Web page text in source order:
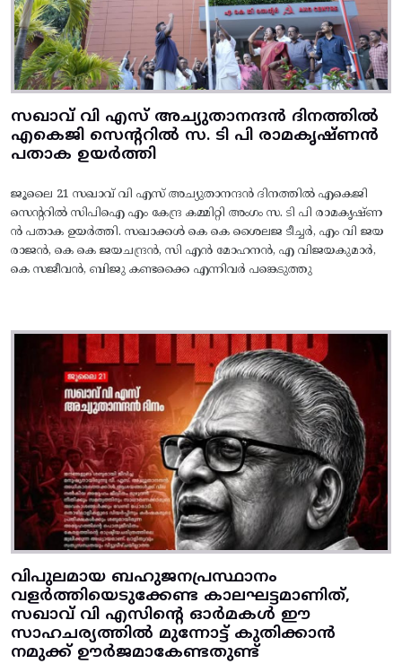
സഖാവ് വി എസ് അച്യുതാനന്ദൻ ദിനത്തിൽ
എകെജി സെന്ററിൽ സ. ടി പി രാമകൃഷ്‌ണൻ
പതാക ഉയർത്തി
ജൂലൈ 21 സഖാവ് വി എസ് അച്യുതാനന്ദൻ ദിനത്തിൽ എകെജി
സെന്ററിൽ സിപിഐ എം കേന്ദ്ര കമ്മിറ്റി അംഗം സ. ടി പി രാമകൃഷ്‌ണ
ൻ പതാക ഉയർത്തി. സഖാക്കൾ കെ കെ ശൈലജ ടീച്ചർ, എം വി ജയ
രാജൻ, കെ കെ ജയചന്ദ്രൻ, സി എൻ മോഹനൻ, എ വിജയകുമാർ,
കെ സജീവൻ, ബിജു കണ്ടക്കൈ എന്നിവർ പങ്കെടുത്തു
വിപുലമായ ബഹുജനപ്രസ്ഥാനം
വളർത്തിയെടുക്കേണ്ട കാലഘട്ടമാണിത്,
സഖാവ് വി എസിന്റെ ഓർമകൾ ഈ
സാഹചര്യത്തിൽ മുന്നോട്ട്‌ കുതിക്കാൻ
നമുക്ക് ഊർജമാകേണ്ടതുണ്ട്